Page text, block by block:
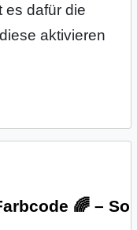
es dafür die
aktivieren
🌈 – So